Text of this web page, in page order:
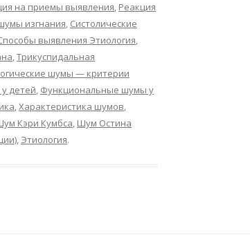
на приемы выявления, Реакция
изгнания, Систолические
выявления Этиология,
,Трикуспидальная
шумы — критерии
детей, Функциональные шумы у
,Характеристика шумов,
Кэри Кумбса, Шум Остина
, Этиология.